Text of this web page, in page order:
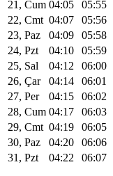
21, Cum 04:05 05:55
22, Cmt 04:07 05:56
23, Paz
04:09 05:58
24, Pzt
04:10 05:59
25, Sal
04:12 06:00
26, Çar
04:14 06:01
27, Per
04:15 06:02
28, Cum 04:17 06:03
29, Cmt 04:19 06:05
30, Paz
04:20 06:06
31, Pzt
04:22 06:07